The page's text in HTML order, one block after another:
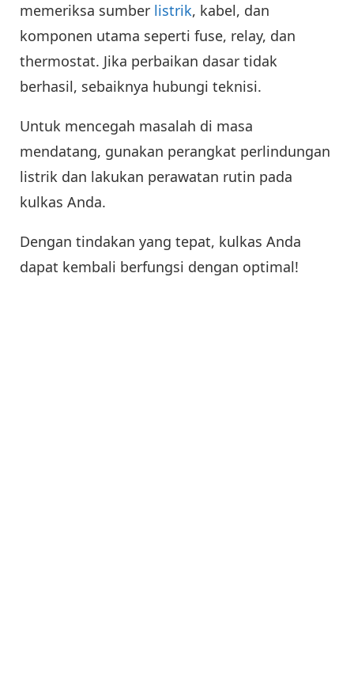
memeriksa sumber listrik, kabel, dan
komponen utama seperti fuse, relay, dan
thermostat. Jika perbaikan dasar tidak
berhasil, sebaiknya hubungi teknisi.
Untuk mencegah masalah di masa
mendatang, gunakan perangkat perlindungan
listrik dan lakukan perawatan rutin pada
kulkas Anda.
Dengan tindakan yang tepat, kulkas Anda
dapat kembali berfungsi dengan optimal!